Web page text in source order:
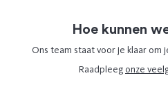
Hoe kunnen
Ons team staat voor je klaar om
Raadpleegonze